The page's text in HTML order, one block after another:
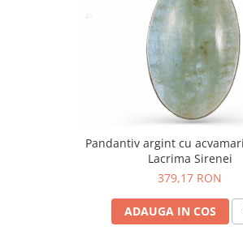
Pandantiv argint cu
Lacrima Sirenei
379,17 RON
ADAUGA IN COS